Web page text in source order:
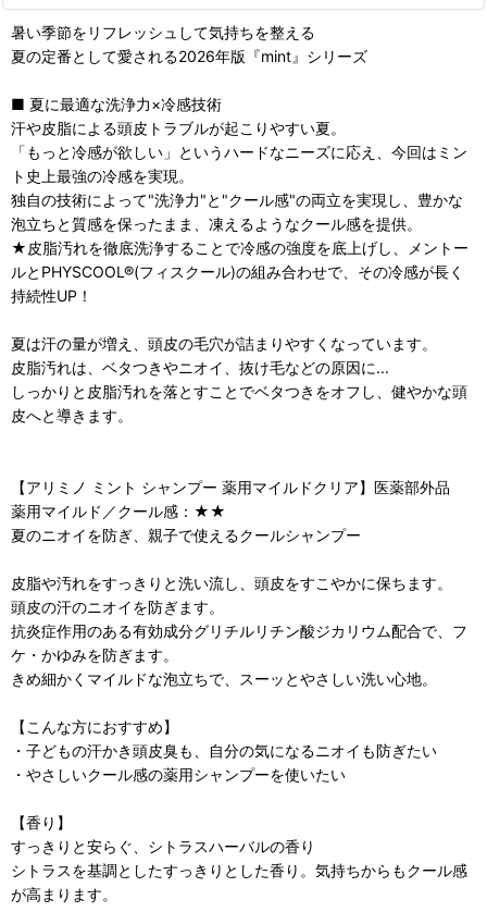
暑い季節をリフレッシュして気持ちを整える
夏の定番として愛される2026年版『mint』シリーズ
■ 夏に最適な洗浄力×冷感技術
汗や皮脂による頭皮トラブルが起こりやすい夏。
「もっと冷感が欲しい」というハードなニーズに応え、今回はミン
ト史上最強の冷感を実現。
独自の技術によって"洗浄力"と"クール感"の両立を実現し、豊かな
泡立ちと質感を保ったまま、凍えるようなクール感を提供。
★皮脂汚れを徹底洗浄することで冷感の強度を底上げし、メントー
ルとPHYSCOOL®(フィスクール)の組み合わせで、その冷感が長く
持続性UP！
夏は汗の量が増え、頭皮の毛穴が詰まりやすくなっています。
皮脂汚れは、ベタつきやニオイ、抜け毛などの原因に...
しっかりと皮脂汚れを落とすことでベタつきをオフし、健やかな頭
皮へと導きます。
【アリミノ ミント シャンプー 薬用マイルドクリア】医薬部外品
薬用マイルド／クール感：★★
夏のニオイを防ぎ、親子で使えるクールシャンプー
皮脂や汚れをすっきりと洗い流し、頭皮をすこやかに保ちます。
頭皮の汗のニオイを防ぎます。
抗炎症作用のある有効成分グリチルリチン酸ジカリウム配合で、フ
ケ・かゆみを防ぎます。
きめ細かくマイルドな泡立ちで、スーッとやさしい洗い心地。
【こんな方におすすめ】
・子どもの汗かき頭皮臭も、自分の気になるニオイも防ぎたい
・やさしいクール感の薬用シャンプーを使いたい
【香り】
すっきりと安らぐ、シトラスハーバルの香り
シトラスを基調としたすっきりとした香り。気持ちからもクール感
が高まります。